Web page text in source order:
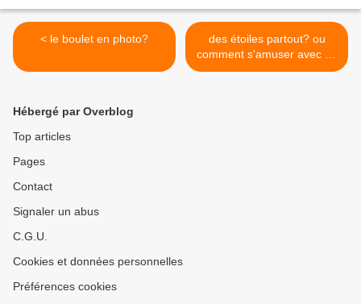
< le boulet en photo?
des étoiles partout? ou
comment s'amuser avec du
tissu thermocollant... >
Hébergé par Overblog
Top articles
Pages
Contact
Signaler un abus
C.G.U.
Cookies et données personnelles
Préférences cookies